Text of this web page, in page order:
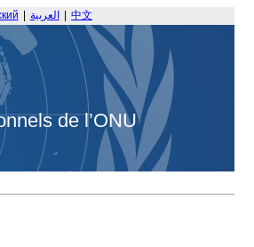
العربية 中文
de l’ONU